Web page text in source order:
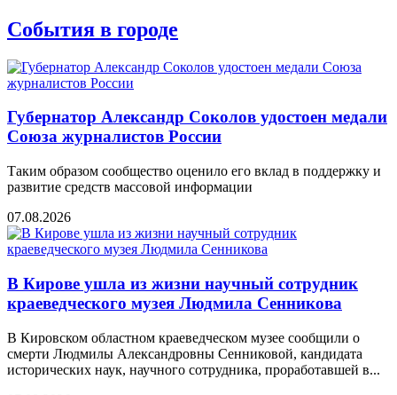
События в городе
Губернатор Александр Соколов удостоен медали
Союза журналистов России
Таким образом сообщество оценило его вклад в поддержку и
развитие средств массовой информации
07.08.2026
В Кирове ушла из жизни научный сотрудник
краеведческого музея Людмила Сенникова
В Кировском областном краеведческом музее сообщили о
смерти Людмилы Александровны Сенниковой, кандидата
исторических наук, научного сотрудника, проработавшей в...